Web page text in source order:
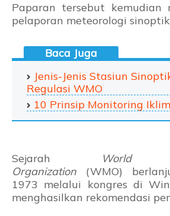
Paparan tersebut kemudian
pelaporan meteorologi
Jenis-Jenis Stasiun
Regulasi WMO
10 Prinsip Monitoring Iklim
Sejarah
World
Organization (WMO)
1973 melalui kongres di
menghasilkan rekomendasi